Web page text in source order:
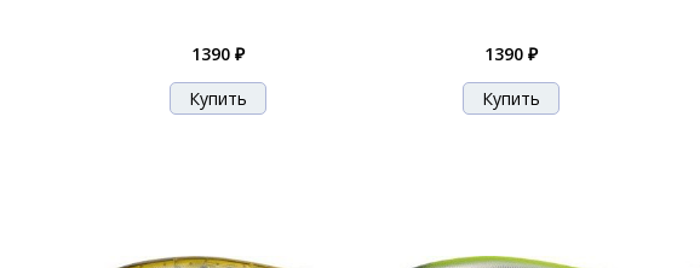
1390 ₽ 1390 ₽